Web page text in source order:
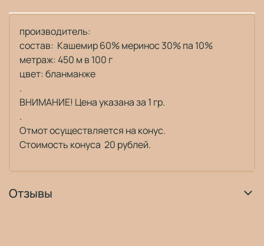
производитель:
состав: Кашемир 60% меринос 30% па 10%
метраж: 450 м в 100 г
цвет: бланманже
.
ВНИМАНИЕ! Цена указана за 1 гр.
.
Отмот осуществляется на конус.
Стоимость конуса 20 рублей.
Отзывы